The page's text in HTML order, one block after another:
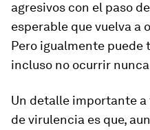
agresivos con el paso
esperable que vuelva a
Pero igualmente puede
incluso no ocurrir
Un detalle importante
de virulencia es que,